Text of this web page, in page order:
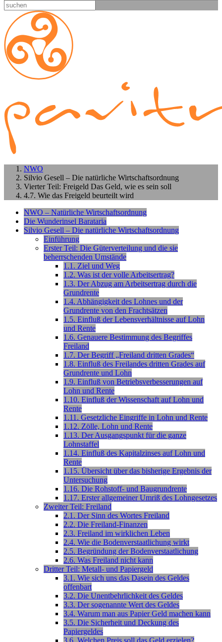
NWO
Silvio Gesell – Die natürliche Wirtschaftsordnung
Vierter Teil: Freigeld Das Geld, wie es sein soll
4.7. Wie das Freigeld beurteilt wird
NWO – Natürliche Wirtschaftsordnung
Die Wunderinsel Barataria
Silvio Gesell – Die natürliche Wirtschaftsordnung
Einführung
Erster Teil: Die Güterverteilung und die sie
beherrschenden Umstände
1.1. Ziel und Weg
1.2. Was ist der volle Arbeitsertrag?
1.3. Der Abzug am Arbeitsertrag durch die
Grundrente
1.4. Abhängigkeit des Lohnes und der
Grundrente von den Frachtsätzen
1.5. Einfluß der Lebensverhältnisse auf Lohn
und Rente
1.6. Genauere Bestimmung des Begriffes
Freiland
1.7. Der Begriff „Freiland dritten Grades“
1.8. Einfluß des Freilandes dritten Grades auf
Grundrente und Lohn
1.9. Einfluß von Betriebsverbesserungen auf
Lohn und Rente
1.10. Einfluß der Wissenschaft auf Lohn und
Rente
1.11. Gesetzliche Eingriffe in Lohn und Rente
1.12. Zölle, Lohn und Rente
1.13. Der Ausgangspunkt für die ganze
Lohnstaffel
1.14. Einfluß des Kapitalzinses auf Lohn und
Rente
1.15. Übersicht über das bisherige Ergebnis der
Untersuchung
1.16. Die Rohstoff- und Baugrundrente
1.17. Erster allgemeiner Umriß des Lohngesetzes
Zweiter Teil: Freiland
2.1. Der Sinn des Wortes Freiland
2.2. Die Freiland-Finanzen
2.3. Freiland im wirklichen Leben
2.4. Wie die Bodenverstaatlichung wirkt
2.5. Begründung der Bodenverstaatlichung
2.6. Was Freiland nicht kann
Dritter Teil: Metall- und Papiergeld
3.1. Wie sich uns das Dasein des Geldes
offenbart
3.2. Die Unentbehrlichkeit des Geldes
3.3. Der sogenannte Wert des Geldes
3.4. Warum man aus Papier Geld machen kann
3.5. Die Sicherheit und Deckung des
Papiergeldes